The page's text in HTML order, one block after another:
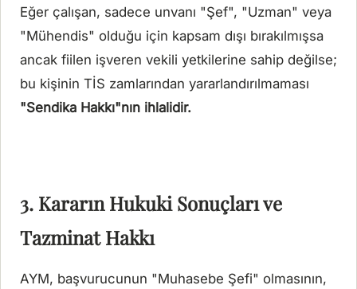
Eğer çalışan, sadece unvanı "Şef", "Uzman" veya
"Mühendis" olduğu için kapsam dışı bırakılmışsa
ancak fiilen işveren vekili yetkilerine sahip değilse;
bu kişinin TİS zamlarından yararlandırılmaması
"Sendika Hakkı"nın ihlalidir.
3. Kararın Hukuki Sonuçları ve
Tazminat Hakkı
AYM, başvurucunun "Muhasebe Şefi" olmasının,